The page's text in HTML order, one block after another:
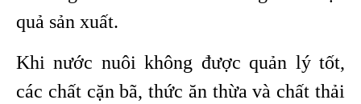
quả sản xuất.
Khi nước nuôi không được quản lý tốt,
các chất cặn bã, thức ăn thừa và chất thải